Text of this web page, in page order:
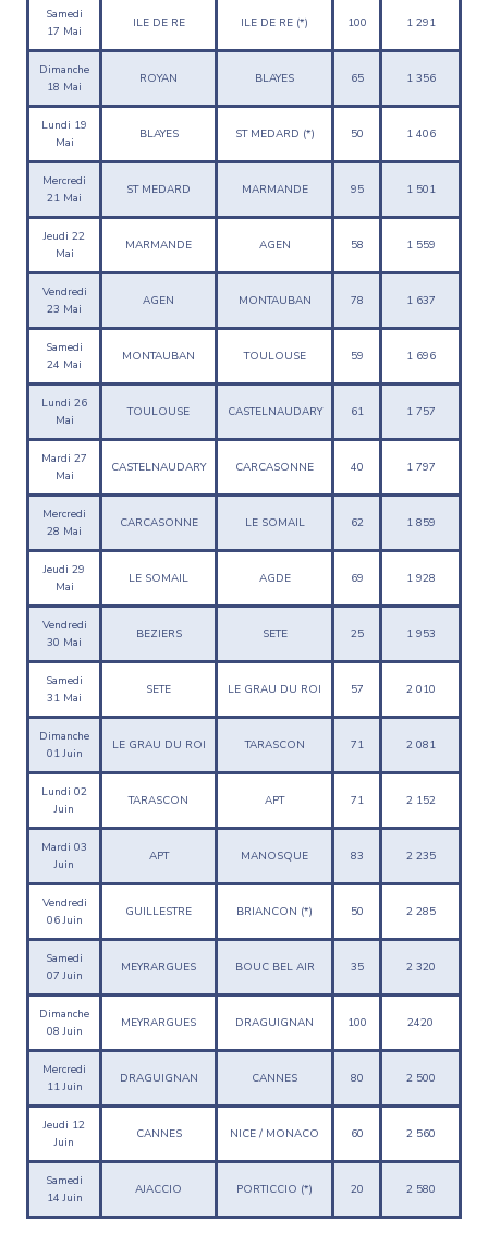
Samedi
17 Mai
ILE DE RE ILE DE RE (*) 100 1 291
Dimanche
18 Mai
ROYAN BLAYES 65 1 356
Lundi 19
Mai
BLAYES ST MEDARD (*) 50 1 406
Mercredi
21 Mai
ST MEDARD MARMANDE 95 1 501
Jeudi 22
Mai
MARMANDE AGEN 58 1 559
Vendredi
23 Mai
AGEN MONTAUBAN 78 1 637
Samedi
24 Mai
MONTAUBAN TOULOUSE 59 1 696
Lundi 26
Mai
TOULOUSE CASTELNAUDARY 61 1 757
Mardi 27
Mai
CASTELNAUDARY CARCASONNE 40 1 797
Mercredi
28 Mai
CARCASONNE LE SOMAIL 62 1 859
Jeudi 29
Mai
LE SOMAIL AGDE 69 1 928
Vendredi
30 Mai
BEZIERS SETE 25 1 953
Samedi
31 Mai
SETE LE GRAU DU ROI 57 2 010
Dimanche
01 Juin
LE GRAU DU ROI TARASCON 71 2 081
Lundi 02
Juin
TARASCON APT 71 2 152
Mardi 03
Juin
APT MANOSQUE 83 2 235
Vendredi
06 Juin
GUILLESTRE BRIANCON (*) 50 2 285
Samedi
07 Juin
MEYRARGUES BOUC BEL AIR 35 2 320
Dimanche
08 Juin
MEYRARGUES DRAGUIGNAN 100 2420
Mercredi
11 Juin
DRAGUIGNAN CANNES 80 2 500
Jeudi 12
Juin
CANNES NICE / MONACO 60 2 560
Samedi
14 Juin
AJACCIO PORTICCIO (*) 20 2 580